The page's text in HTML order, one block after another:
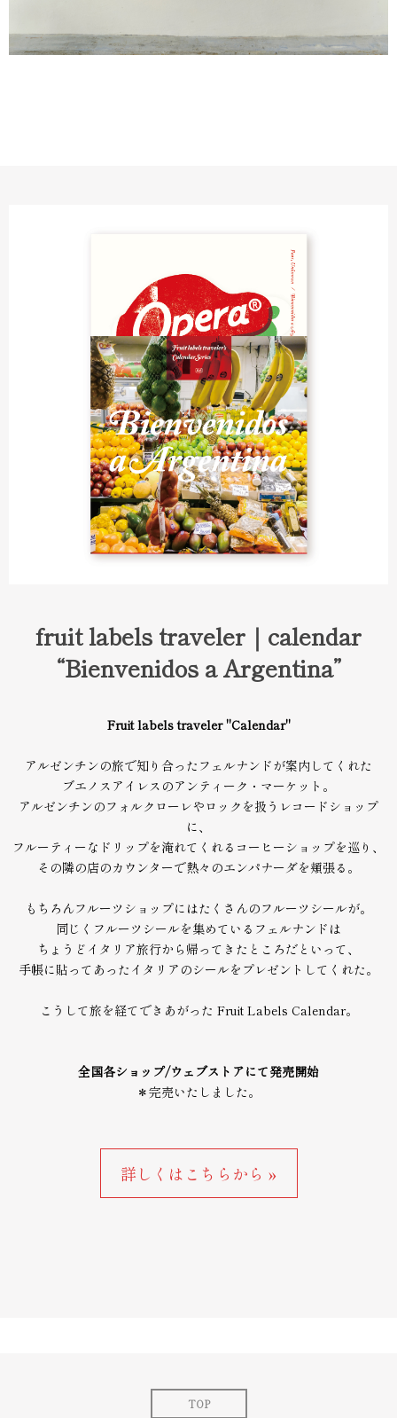
fruit labels traveler｜calendar
“Bienvenidos a Argentina”
Fruit labels traveler "Calendar"
アルゼンチンの旅で知り合ったフェルナンドが案内してくれた
ブエノスアイレスのアンティーク・マーケット。
アルゼンチンのフォルクローレやロックを扱うレコードショップ
に、
フルーティーなドリップを淹れてくれるコーヒーショップを巡り、
その隣の店のカウンターで熱々のエンパナーダを頬張る。
もちろんフルーツショップにはたくさんのフルーツシールが。
同じくフルーツシールを集めているフェルナンドは
ちょうどイタリア旅行から帰ってきたところだといって、
手帳に貼ってあったイタリアのシールをプレゼントしてくれた。
こうして旅を経てできあがった Fruit Labels Calendar。
全国各ショップ/ウェブストアにて発売開始
＊完売いたしました。
詳しくはこちらから »
TOP